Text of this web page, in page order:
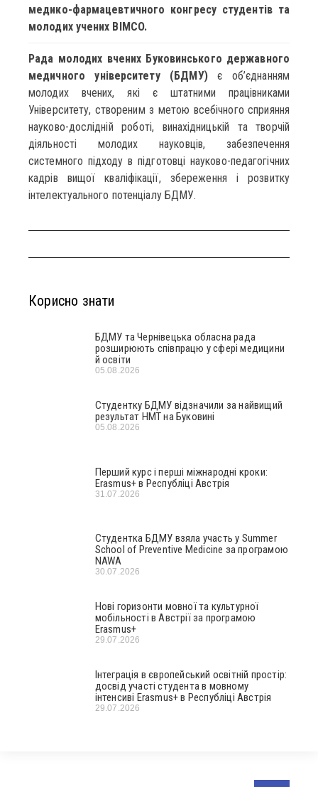
медико-фармацевтичного конгресу студентів та
молодих учених BIMCO.
Рада молодих вчених Буковинського державного
медичного університету (БДМУ)є об’єднанням
молодих вчених, які є штатними працівниками
Університету, створеним з метою всебічного сприяння
науково-дослідній роботі, винахідницькій та творчій
діяльності молодих науковців, забезпечення
системного підходу в підготовці науково-педагогічних
кадрів вищої кваліфікації, збереження і розвитку
інтелектуального потенціалу БДМУ.
Корисно знати
БДМУ та Чернівецька обласна рада
розширюють співпрацю у сфері медицини
й освіти
05.08.2026
Студентку БДМУ відзначили за найвищий
результат НМТ на Буковині
05.08.2026
Перший курс і перші міжнародні кроки:
Erasmus+ в Республіці Австрія
31.07.2026
Студентка БДМУ взяла участь у Summer
School of Preventive Medicine за програмою
NAWA
30.07.2026
Нові горизонти мовної та культурної
мобільності в Австрії за програмою
Erasmus+
29.07.2026
Інтеграція в європейський освітній простір:
досвід участі студента в мовному
інтенсиві Erasmus+ в Республіці Австрія
29.07.2026